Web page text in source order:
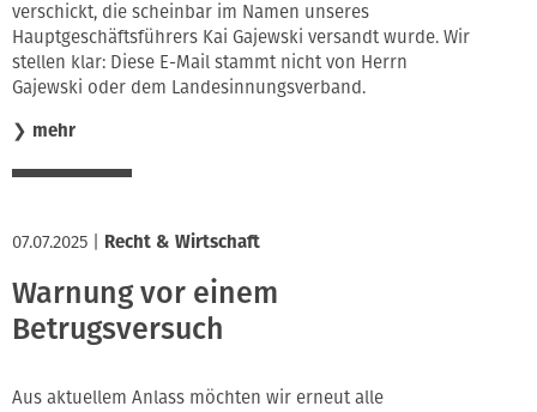
verschickt, die scheinbar im Namen unseres
Hauptgeschäftsführers Kai Gajewski versandt wurde. Wir
stellen klar: Diese E-Mail stammt nicht von Herrn
Gajewski oder dem Landesinnungsverband.
❯ mehr
07.07.2025 Recht & Wirtschaft
Warnung vor einem
Betrugsversuch
Aus aktuellem Anlass möchten wir erneut alle